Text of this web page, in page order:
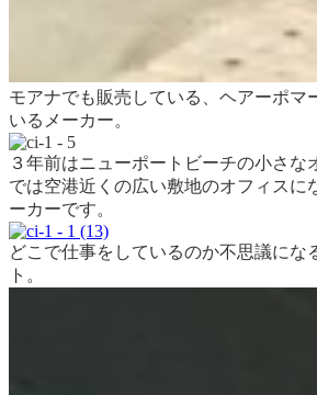
モアナでも販売している、ヘアーポマ
いるメーカー。
３年前はニューポートビーチの小さな
では空港近くの広い敷地のオフィスに
ーカーです。
どこで仕事をしているのか不思議にな
ト。